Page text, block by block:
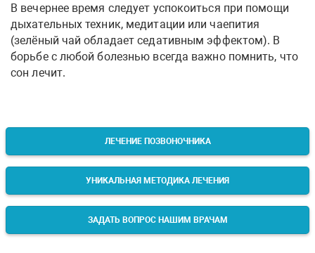
В вечернее время следует успокоиться при помощи
дыхательных техник, медитации или чаепития
(зелёный чай обладает седативным эффектом). В
борьбе с любой болезнью всегда важно помнить, что
сон лечит.
ЛЕЧЕНИЕ ПОЗВОНОЧНИКА
УНИКАЛЬНАЯ МЕТОДИКА ЛЕЧЕНИЯ
ЗАДАТЬ ВОПРОС НАШИМ ВРАЧАМ